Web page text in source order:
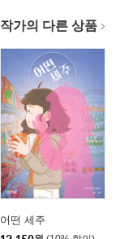
작가의 다른 상품
어떤 세주